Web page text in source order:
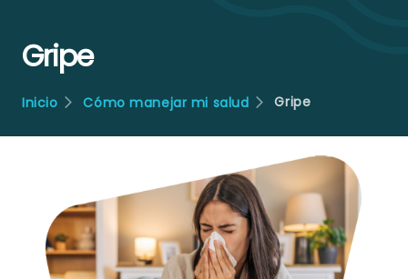
Gripe
Inicio Cómo manejar mi salud Gripe